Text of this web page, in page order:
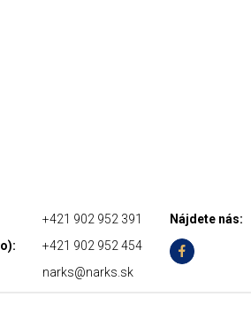
+421 902 952 391
+421 902 952 454
narks@narks.sk
Nájdete nás: